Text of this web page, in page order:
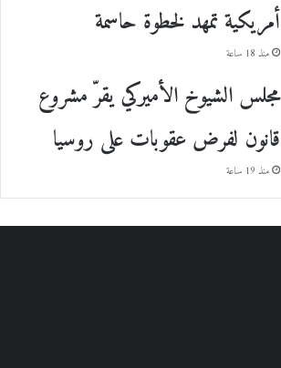
أمريكية تمهد لخطوة حاسمة
منذ 18 ساعة
مجلس الشيوخ الأميركي يقرّ مشروع
قانون لفرض عقوبات على روسيا
منذ 19 ساعة